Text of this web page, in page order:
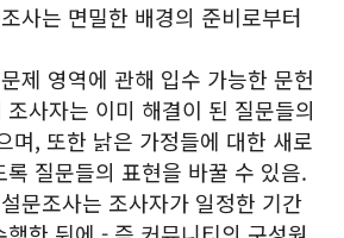
사는 면밀한 배경의 준비로부터
제 영역에 관해 입수 가능한 문헌
사자는 이미 해결이 된 질문들의
며, 또한 낡은 가정들에 대한 새로
질문들의 표현을 바꿀 수 있음.
문조사는 조사자가 일정한 기간